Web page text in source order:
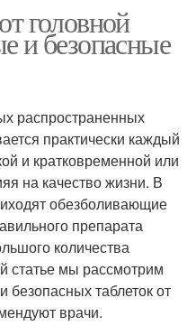
головной
и безопасные
распространенных
практически каждый
и кратковременной или
на качество жизни. В
обезболивающие
препарата
количества
статье мы рассмотрим
таблеток от
врачи.